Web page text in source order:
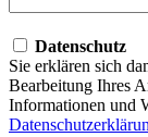
Datenschutz
Sie erklären sich
Bearbeitung Ihres
Informationen und